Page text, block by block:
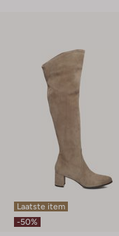
Laatste item
-50%